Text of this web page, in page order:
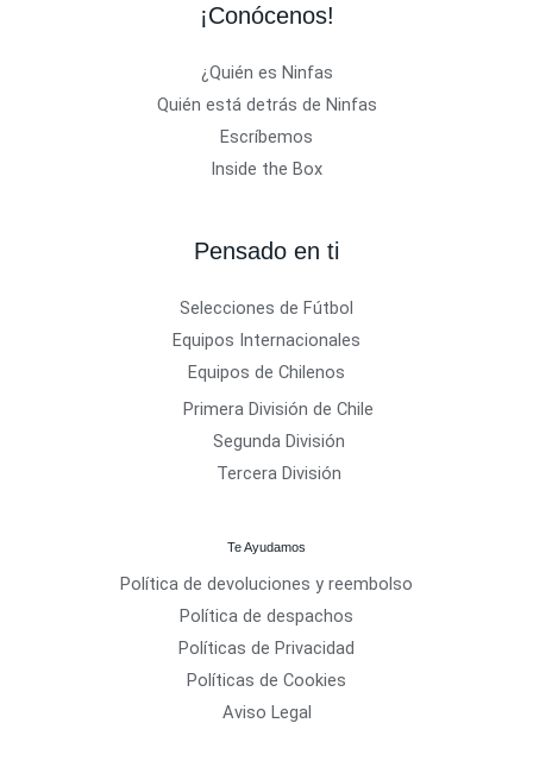
¡Conócenos!
¿Quién es Ninfas
Quién está detrás de Ninfas
Escríbemos
Inside the Box
Pensado en ti
Selecciones de Fútbol
Equipos Internacionales
Equipos de Chilenos
Primera División de Chile
Segunda División
Tercera División
Te Ayudamos
Política de devoluciones y reembolso
Política de despachos
Políticas de Privacidad
Políticas de Cookies
Aviso Legal